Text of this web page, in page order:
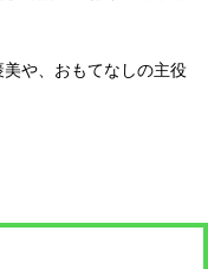
や、おもてなしの主役